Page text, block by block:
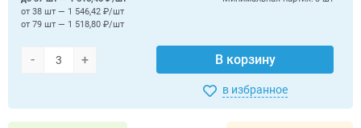
- + В корзину
от 38 шт — 1 546,42 ₽/шт
от 79 шт — 1 518,80 ₽/шт
в избранное